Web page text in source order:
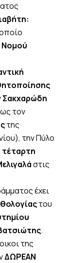
Νομού
Σακχαρώδη
τον
της
την Πύλο
τέταρτη
στις
έχει
του
.
της
ΔΩΡΕΑΝ